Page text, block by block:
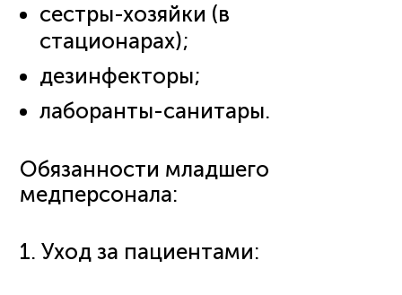
сестры-хозяйки (в
стационарах);
дезинфекторы;
лаборанты-санитары.
Обязанности младшего
медперсонала:
1. Уход за пациентами: